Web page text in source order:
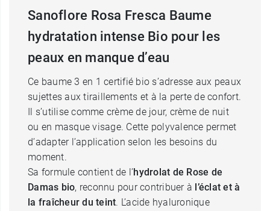
Sanoflore Rosa Fresca Baume
hydratation intense Bio pour les
peaux en manque d’eau
Ce baume 3 en 1 certifié bio s’adresse aux peaux
sujettes aux tiraillements et à la perte de confort.
Il s’utilise comme crème de jour, crème de nuit
ou en masque visage. Cette polyvalence permet
d’adapter l’application selon les besoins du
moment.
Sa formule contient de l’hydrolat de Rose de
Damas bio, reconnu pour contribuer à l’éclat et à
la fraîcheur du teint. L’acide hyaluronique